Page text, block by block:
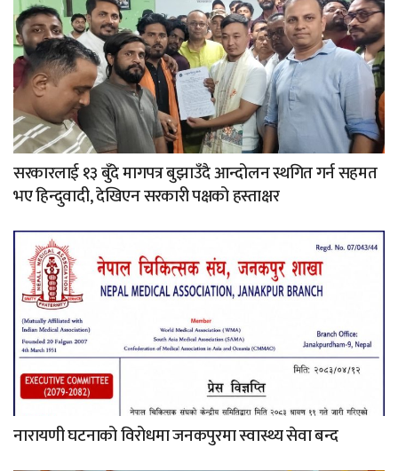
सरकारलाई १३ बुँदे मागपत्र बुझाउँदै आन्दोलन स्थगित गर्न सहमत
भए हिन्दुवादी, देखिएन सरकारी पक्षको हस्ताक्षर
नारायणी घटनाको विरोधमा जनकपुरमा स्वास्थ्य सेवा बन्द